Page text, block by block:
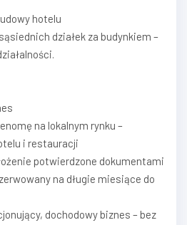
hotelu
działek za budynkiem –
na lokalnym rynku –
i restauracji
potwierdzone dokumentami
na długie miesiące do
dochodowy biznes – bez